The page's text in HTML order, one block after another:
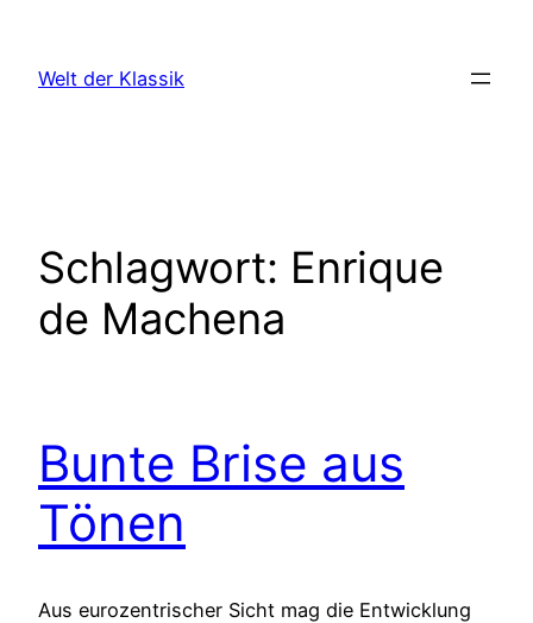
springen
Welt der Klassik
Schlagwort: Enrique
de Machena
Bunte Brise aus
Tönen
Aus eurozentrischer Sicht mag die Entwicklung